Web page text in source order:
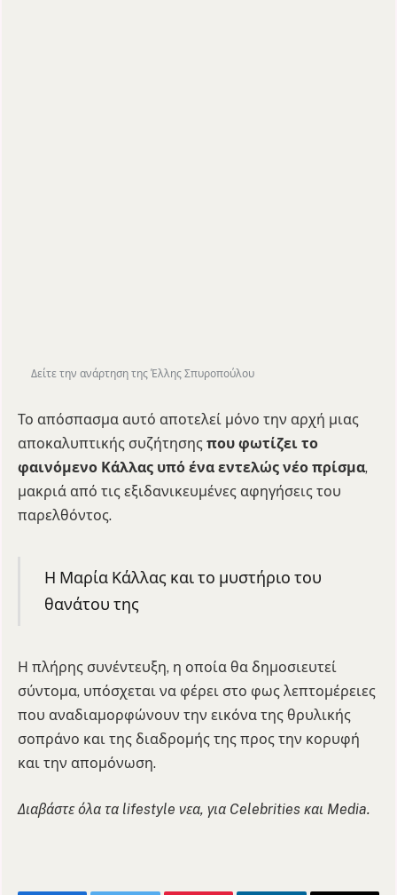
Δείτε την ανάρτηση της Έλλης Σπυροπούλου
Το απόσπασμα αυτό αποτελεί μόνο την αρχή μιας
αποκαλυπτικής συζήτησης που φωτίζει το
φαινόμενο Κάλλας υπό ένα εντελώς νέο πρίσμα,
μακριά από τις εξιδανικευμένες αφηγήσεις του
παρελθόντος.
Η Μαρία Κάλλας και το μυστήριο του
θανάτου της
Η πλήρης συνέντευξη, η οποία θα δημοσιευτεί
σύντομα, υπόσχεται να φέρει στο φως λεπτομέρειες
που αναδιαμορφώνουν την εικόνα της θρυλικής
σοπράνο και της διαδρομής της προς την κορυφή
και την απομόνωση.
Διαβάστε όλα τα lifestyle νεα, για Celebrities και Media.